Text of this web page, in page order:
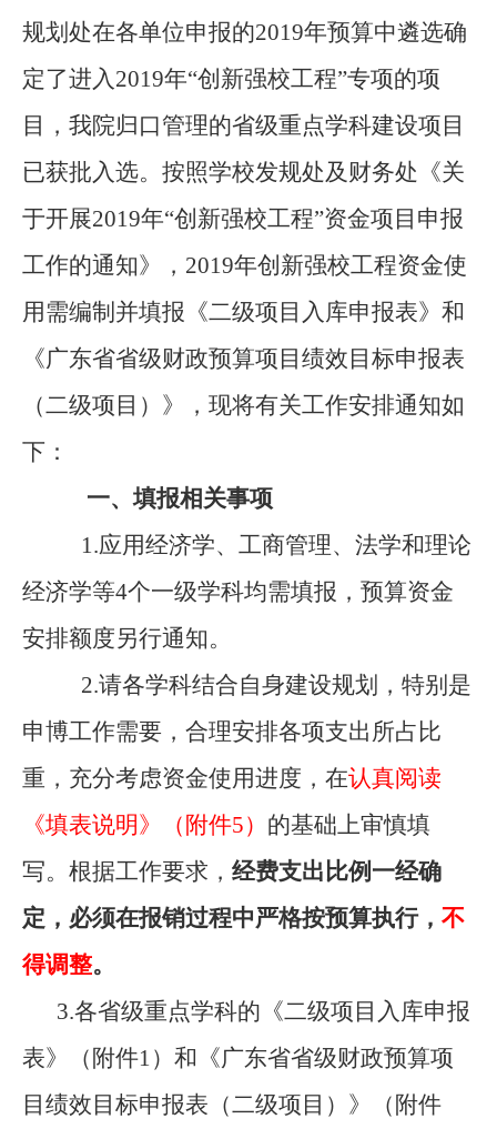
规划处在各单位申报的2019年预算中遴选确
定了进入2019年“创新强校工程”专项的项
目，我院归口管理的省级重点学科建设项目
已获批入选。 按照学校发规处及财务处《关
于开展2019年“创新强校工程”资金项目申报
工作的通知》， 2019年创新强校工程资金使
用需编制并填报《二级项目入库申报表》和
《广东省省级财政预算项目绩效目标申报表
（二级项目）》，现将有关工作安排通知如
下：
一、填报相关事项
1.应用经济学、工商管理、法学和理论
经济学等4个一级学科均需填报，预算资金
安排额度另行通知。
2.请各学科结合自身建设规划，特别是
申博工作需要，合理安排各项支出所占比
重，充分考虑资金使用进度，在认真阅读
《填表说明》（附件5） 的基础上审慎填
写。根据工作要求， 经费支出比例一经确
定，必须在报销过程中严格按预算执行， 不
得调整。
3.各省级重点学科的《二级项目入库申报
表》（附件1）和《广东省省级财政预算项
目绩效目标申报表（二级项目）》（附件